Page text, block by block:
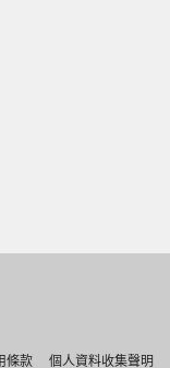
條款 個人資料收集聲明